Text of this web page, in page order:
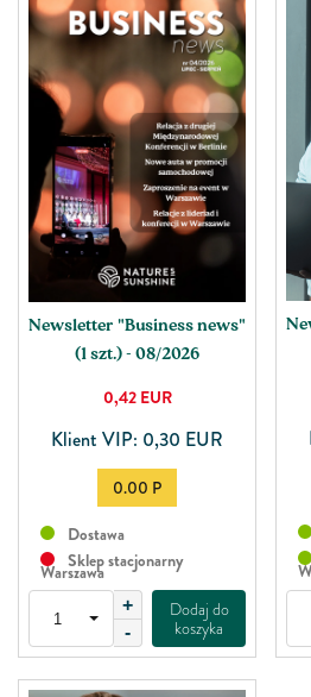
Newsletter "Business news"
(1 szt.) - 08/2026
0,42 EUR
Klient VIP: 0,30 EUR
0.00 P
Dostawa
Sklep stacjonarny
Warszawa
+
-
Dodaj do
koszyka